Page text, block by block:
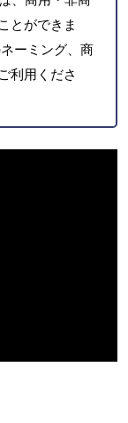
とができま
ーミング、商
利用くださ